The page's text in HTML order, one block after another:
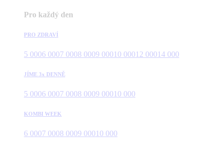
Pro každý den
PRO ZDRAVÍ
5 0006 0007 0008 0009 00010 00012 00014 000
JÍME 3x DENNĚ
5 0006 0007 0008 0009 00010 000
KOMBI WEEK
6 0007 0008 0009 00010 000